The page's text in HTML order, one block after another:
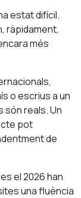
estat difícil.
ràpidament,
més
o escrius a un
són reals. Un
pot
de
el 2026 han
una fluència